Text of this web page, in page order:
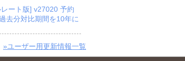
ート版] v27020 予約
去分対比期間を10年に
»ユーザー用更新情報一覧